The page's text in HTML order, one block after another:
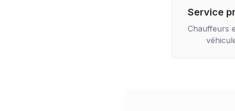
Service
Chauffeurs